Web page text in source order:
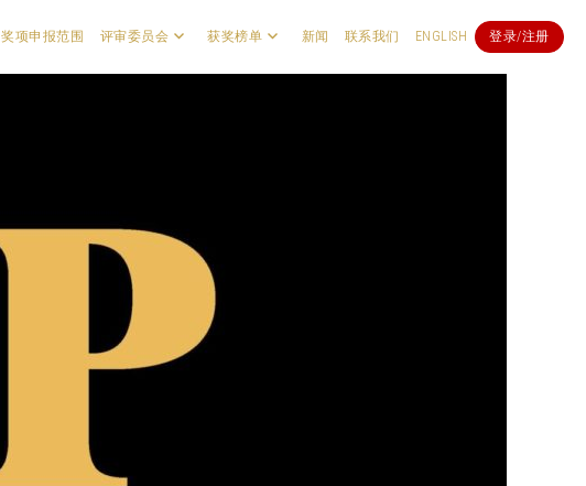
奖项申报范围 评审委员会 获奖榜单 新闻 联系我们 ENGLISH 登录/注册